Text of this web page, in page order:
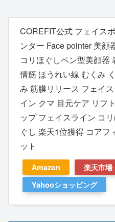
COREFIT公式 フェイス
ンター Face pointer 美顔
コリほぐしペン型美顔器
情筋 ほうれい線 むくみ
み 筋膜リリース フェイ
イン クマ 目元ケア リフ
ップ フェイスライン コ
ぐし 楽天1位獲得 コアフ
ット
Amazon
楽天市場
Yahooショッピング